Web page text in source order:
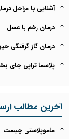
آشنایی با مراحل
درمان زخم با عسل
درمان گاز گرفتگی
پلاسما تراپی جای
آخرین مطالب
ماموپلاستی چیست